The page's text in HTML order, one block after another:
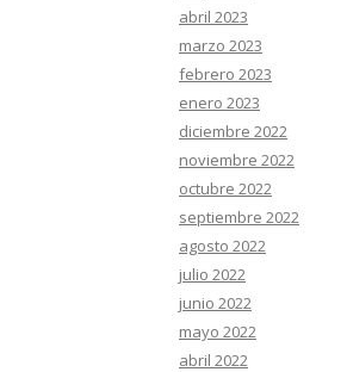
abril 2023
marzo 2023
febrero 2023
enero 2023
diciembre 2022
noviembre 2022
octubre 2022
septiembre 2022
agosto 2022
julio 2022
junio 2022
mayo 2022
abril 2022